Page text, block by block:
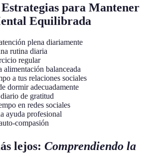
para Mantener
Equilibrada
plena diariamente
rutina diaria
regular
alimentación balanceada
a tus relaciones sociales
dormir adecuadamente
de gratitud
en redes sociales
ayuda profesional
compasión
lejos: Comprendiendo la